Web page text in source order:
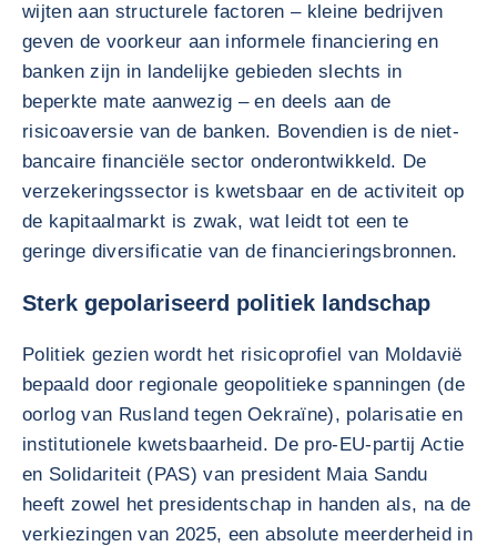
wijten aan structurele factoren – kleine bedrijven
geven de voorkeur aan informele financiering en
banken zijn in landelijke gebieden slechts in
beperkte mate aanwezig – en deels aan de
risicoaversie van de banken. Bovendien is de niet-
bancaire financiële sector onderontwikkeld. De
verzekeringssector is kwetsbaar en de activiteit op
de kapitaalmarkt is zwak, wat leidt tot een te
geringe diversificatie van de financieringsbronnen.
Sterk gepolariseerd politiek landschap
Politiek gezien wordt het risicoprofiel van Moldavië
bepaald door regionale geopolitieke spanningen (de
oorlog van Rusland tegen Oekraïne), polarisatie en
institutionele kwetsbaarheid. De pro-EU-partij Actie
en Solidariteit (PAS) van president Maia Sandu
heeft zowel het presidentschap in handen als, na de
verkiezingen van 2025, een absolute meerderheid in